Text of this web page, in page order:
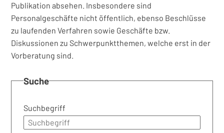
Publikation absehen. Insbesondere sind
Personalgeschäfte nicht öffentlich, ebenso Beschlüsse
zu laufenden Verfahren sowie Geschäfte bzw.
Diskussionen zu Schwerpunktthemen, welche erst in der
Vorberatung sind.
Suche
Suchbegriff